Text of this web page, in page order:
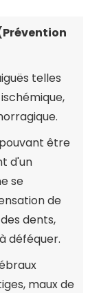
telles
être
d'un
se
de
dents,
déféquer.
maux de